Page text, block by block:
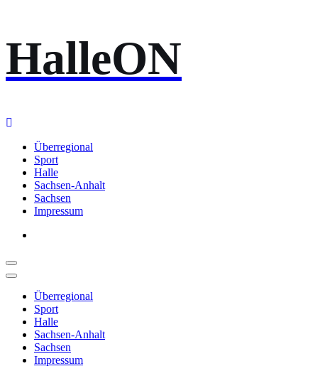
Inhalt
springen
HalleON
Überregional
Sport
Halle
Sachsen-Anhalt
Sachsen
Impressum
Überregional
Sport
Halle
Sachsen-Anhalt
Sachsen
Impressum